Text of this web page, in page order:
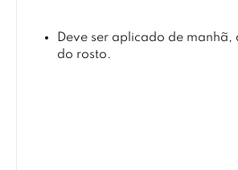
Deve ser aplicado de manhã,
do rosto.